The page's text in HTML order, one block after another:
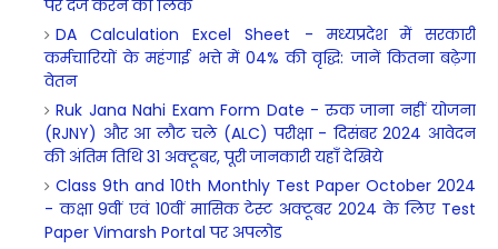
पर दर्ज करने की लिंक
DA Calculation Excel Sheet - मध्यप्रदेश में सरकारी
कर्मचारियों के महंगाई भत्ते में 04% की वृद्धि: जानें कितना बढ़ेगा
वेतन
Ruk Jana Nahi Exam Form Date - रुक जाना नहीं योजना
(RJNY) और आ लौट चले (ALC) परीक्षा - दिसंबर 2024 आवेदन
की अंतिम तिथि 31 अक्टूबर, पूरी जानकारी यहाँ देखिये
Class 9th and 10th Monthly Test Paper October 2024
- कक्षा 9वीं एवं 10वीं मासिक टेस्ट अक्टूबर 2024 के लिए Test
Paper Vimarsh Portal पर अपलोड